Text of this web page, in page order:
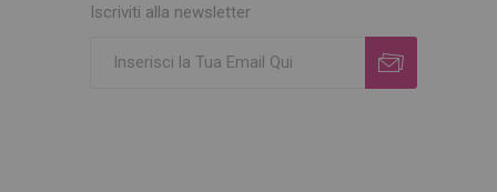
Iscriviti alla newsletter